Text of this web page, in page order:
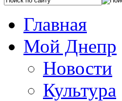
Главная
Мой Днепр
Новости
Культура